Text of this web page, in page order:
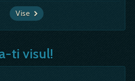
Vise
ti visul!